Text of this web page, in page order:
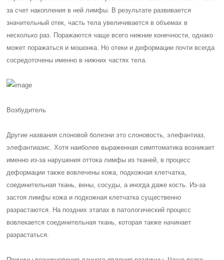
за счет накопления в ней лимфы. В результате развивается
значительный отек, часть тела увеличивается в объемах в
несколько раз. Поражаются чаще всего нижние конечности, однако
может поражаться и мошонка. Но отеки и деформации почти всегда
сосредоточены именно в нижних частях тела.
Возбудитель
Другие названия слоновой болезни это слоновость, элефантиаз,
элефантиазис. Хотя наиболее выраженная симптоматика возникает
именно из-за нарушения оттока лимфы из тканей, в процесс
деформации также вовлечены кожа, подкожная клетчатка,
соединительная ткань, вены, сосуды, а иногда даже кость. Из-за
застоя лимфы кожа и подкожная клетчатка существенно
разрастаются. На поздних этапах в патологический процесс
вовлекается соединительная ткань, которая также начинает
разрастаться.